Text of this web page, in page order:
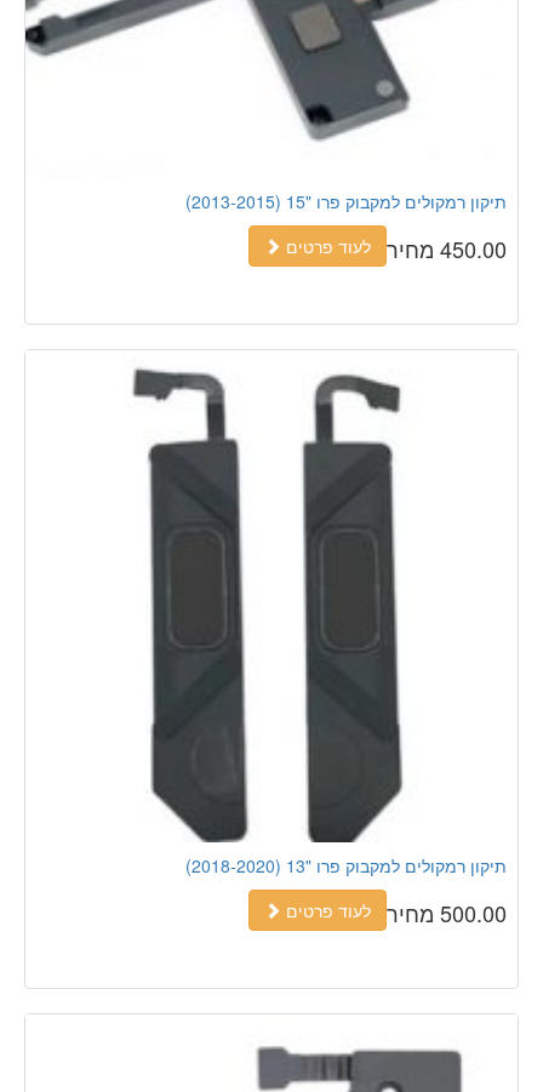
תיקון רמקולים למקבוק פרו "15 (2013-2015)
לעוד פרטים
450.00 מחיר
תיקון רמקולים למקבוק פרו "13 (2018-2020)
לעוד פרטים
500.00 מחיר